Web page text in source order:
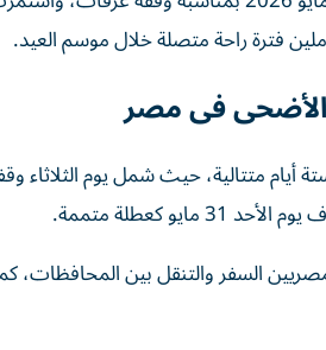
فترة راحة متصلة خلال موسم العيد.
الأضحى فى مصر
السفر والتنقل بين